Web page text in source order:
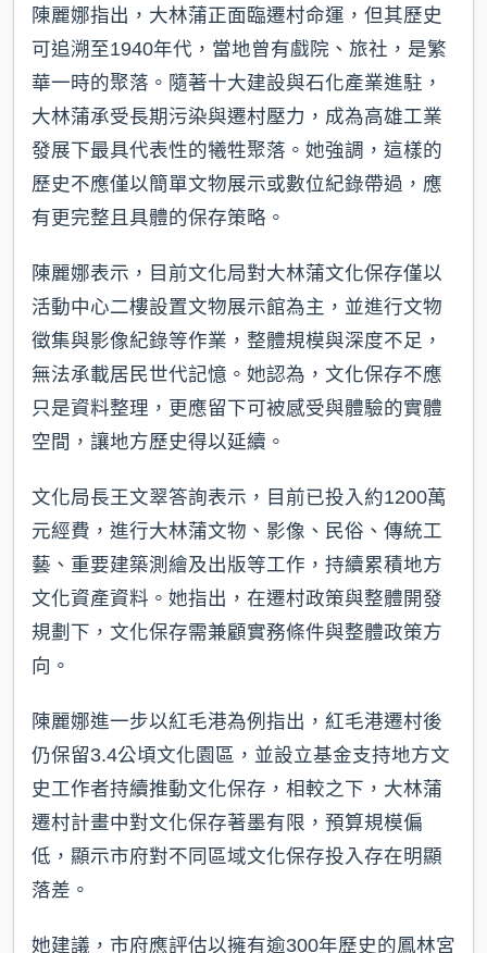
陳麗娜指出，大林蒲正面臨遷村命運，但其歷史
可追溯至1940年代，當地曾有戲院、旅社，是繁
華一時的聚落。隨著十大建設與石化產業進駐，
大林蒲承受長期污染與遷村壓力，成為高雄工業
發展下最具代表性的犧牲聚落。她強調，這樣的
歷史不應僅以簡單文物展示或數位紀錄帶過，應
有更完整且具體的保存策略。
陳麗娜表示，目前文化局對大林蒲文化保存僅以
活動中心二樓設置文物展示館為主，並進行文物
徵集與影像紀錄等作業，整體規模與深度不足，
無法承載居民世代記憶。她認為，文化保存不應
只是資料整理，更應留下可被感受與體驗的實體
空間，讓地方歷史得以延續。
文化局長王文翠答詢表示，目前已投入約1200萬
元經費，進行大林蒲文物、影像、民俗、傳統工
藝、重要建築測繪及出版等工作，持續累積地方
文化資產資料。她指出，在遷村政策與整體開發
規劃下，文化保存需兼顧實務條件與整體政策方
向。
陳麗娜進一步以紅毛港為例指出，紅毛港遷村後
仍保留3.4公頃文化園區，並設立基金支持地方文
史工作者持續推動文化保存，相較之下，大林蒲
遷村計畫中對文化保存著墨有限，預算規模偏
低，顯示市府對不同區域文化保存投入存在明顯
落差。
她建議，市府應評估以擁有逾300年歷史的鳳林宮